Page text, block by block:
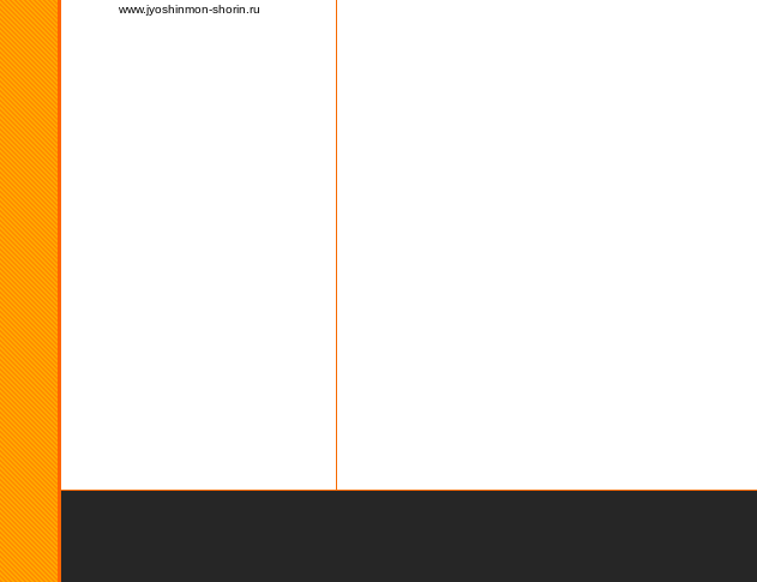
www.jyoshinmon-shorin.ru